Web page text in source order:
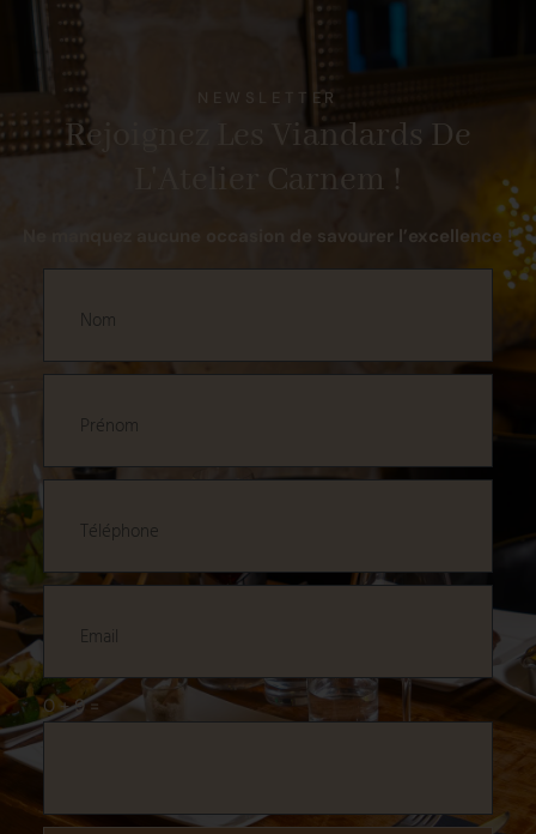
NEWSLETTER
Rejoignez Les Viandards De
L'Atelier Carnem !
Ne manquez aucune occasion de savourer l’excellence !
0 + 9 =